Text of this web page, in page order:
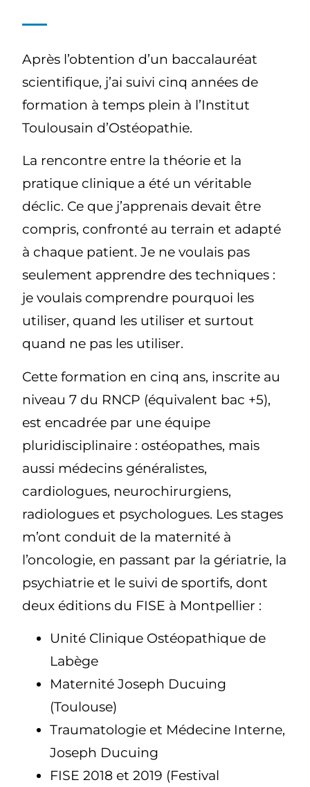
Après l’obtention d’un baccalauréat
scientifique, j’ai suivi cinq années de
formation à temps plein à l’Institut
Toulousain d’Ostéopathie.
La rencontre entre la théorie et la
pratique clinique a été un véritable
déclic. Ce que j’apprenais devait être
compris, confronté au terrain et adapté
à chaque patient. Je ne voulais pas
seulement apprendre des techniques :
je voulais comprendre pourquoi les
utiliser, quand les utiliser et surtout
quand ne pas les utiliser.
Cette formation en cinq ans, inscrite au
niveau 7 du RNCP (équivalent bac +5),
est encadrée par une équipe
pluridisciplinaire : ostéopathes, mais
aussi médecins généralistes,
cardiologues, neurochirurgiens,
radiologues et psychologues. Les stages
m’ont conduit de la maternité à
l’oncologie, en passant par la gériatrie, la
psychiatrie et le suivi de sportifs, dont
deux éditions du FISE à Montpellier :
Unité Clinique Ostéopathique de
Labège
Maternité Joseph Ducuing
(Toulouse)
Traumatologie et Médecine Interne,
Joseph Ducuing
FISE 2018 et 2019 (Festival